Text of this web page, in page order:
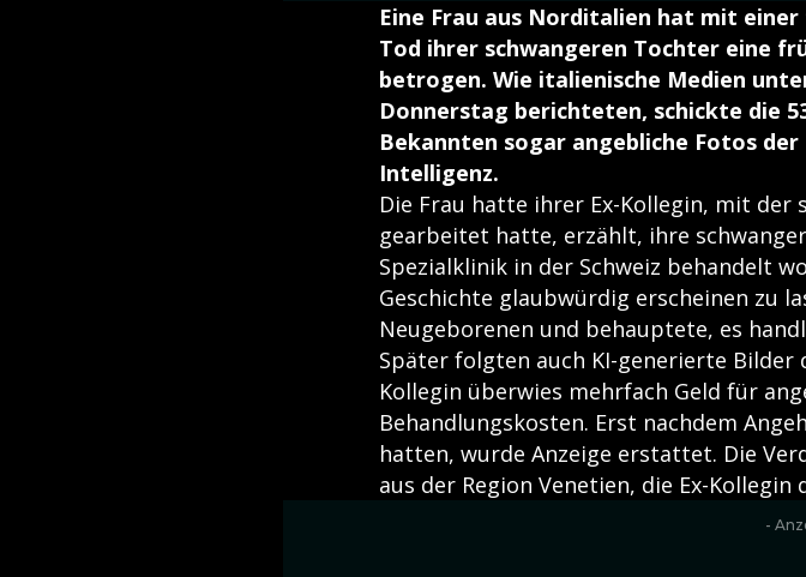
Eine Frau aus Norditalien hat mit
Tod ihrer schwangeren Tochter eine
betrogen. Wie italienische Medien
Donnerstag berichteten, schickte die
Bekannten sogar angebliche Fotos
Intelligenz.
Die Frau hatte ihrer Ex-Kollegin, mit
gearbeitet hatte, erzählt, ihre
Spezialklinik in der Schweiz behandelt
Geschichte glaubwürdig erscheinen zu
Neugeborenen und behauptete, es
Später folgten auch KI-generierte
Kollegin überwies mehrfach Geld für
Behandlungskosten. Erst nachdem
hatten, wurde Anzeige erstattet. Die
aus der Region Venetien, die Ex-
-